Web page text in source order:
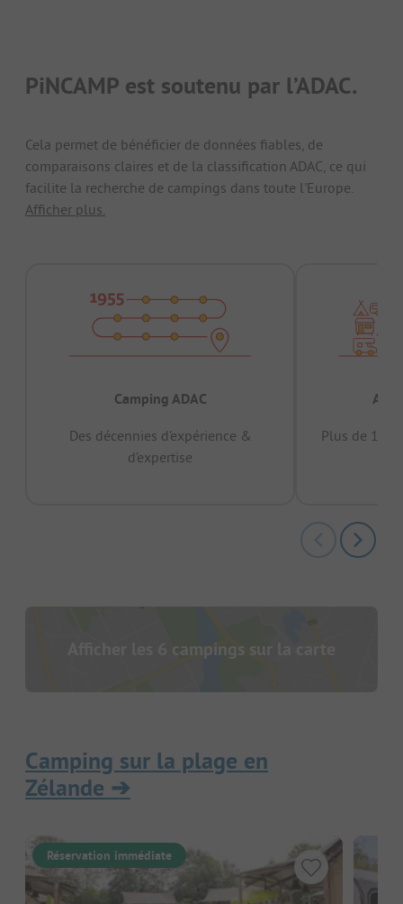
PiNCAMP est soutenu par l’ADAC.
Cela permet de bénéficier de données fiables, de
comparaisons claires et de la classification ADAC, ce qui
facilite la recherche de campings dans toute l'Europe.
Afficher plus.
Camping ADAC
Des décennies d’expérience &
d’expertise
Plus de 15
Afficher les 6 campings sur la carte
Camping sur la plage en
Zélande ➔
Réservation immédiate